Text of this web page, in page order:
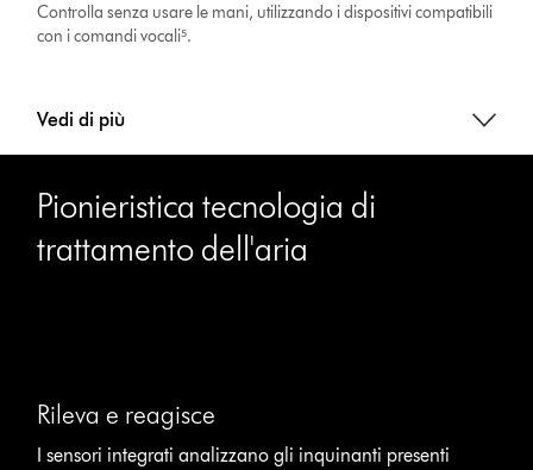
Controlla senza usare le mani, utilizzando i dispositivi compatibili
con i comandi vocali⁵.
Vedi di più
Pionieristica tecnologia di
trattamento dell'aria
slides.Rileva e reagisce
I sensori integrati analizzano gli inquinanti presenti